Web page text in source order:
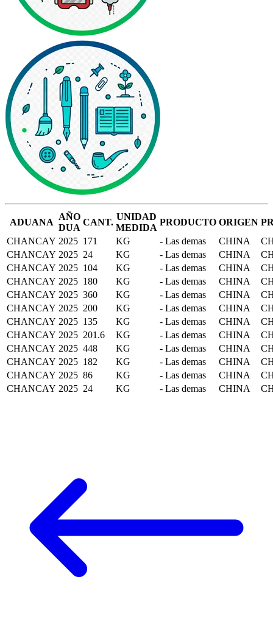
ADUANA
AÑO
DUA
CANT.
UNIDAD
MEDIDA
PRODUCTO ORIGEN
CHANCAY 2025 171 KG - Las demas CHINA
CHANCAY 2025 24 KG - Las demas CHINA
CHANCAY 2025 104 KG - Las demas CHINA
CHANCAY 2025 180 KG - Las demas CHINA
CHANCAY 2025 360 KG - Las demas CHINA
CHANCAY 2025 200 KG - Las demas CHINA
CHANCAY 2025 135 KG - Las demas CHINA
CHANCAY 2025 201.6 KG - Las demas CHINA
CHANCAY 2025 448 KG - Las demas CHINA
CHANCAY 2025 182 KG - Las demas CHINA
CHANCAY 2025 86 KG - Las demas CHINA
CHANCAY 2025 24 KG - Las demas CHINA